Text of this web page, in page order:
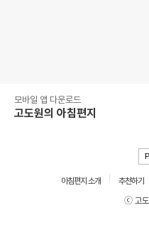
모바일 앱 다운로드
고도원의 아침편지
아침편지 소개 추천하기
ⓒ 고도